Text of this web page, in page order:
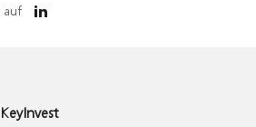
auf